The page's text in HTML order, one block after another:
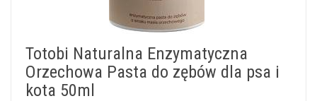
Totobi Naturalna Enzymatyczna
Orzechowa Pasta do zębów dla psa i
kota 50ml